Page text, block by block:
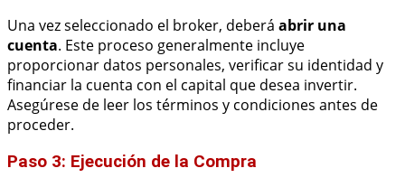
Una vez seleccionado el broker, deberá abrir una
cuenta. Este proceso generalmente incluye
proporcionar datos personales, verificar su identidad y
financiar la cuenta con el capital que desea invertir.
Asegúrese de leer los términos y condiciones antes de
proceder.
Paso 3: Ejecución de la Compra